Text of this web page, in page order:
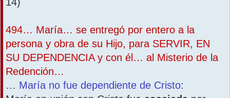
494… María… se entregó por entero a la
persona y obra de su Hijo, para SERVIR, EN
SU DEPENDENCIA y con él… al Misterio de la
Redención…
… María no fue dependiente de Cristo: